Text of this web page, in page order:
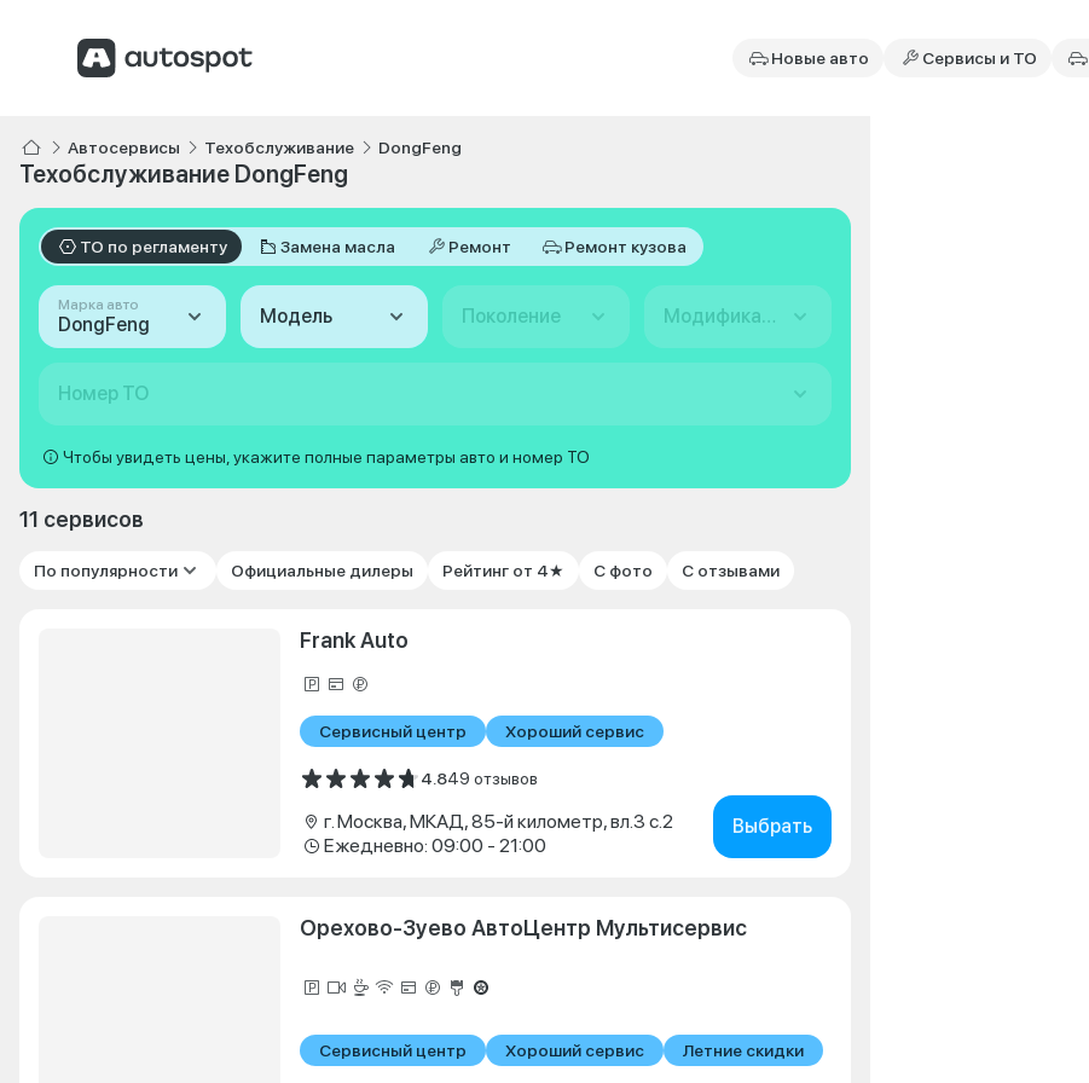
Новые авто Сервисы и ТО
Автосервисы Техобслуживание DongFeng
Техобслуживание DongFeng
ТО по регламенту Замена масла Ремонт Ремонт кузова
Марка авто
DongFeng Модель Поколение Модификация
Номер ТО
Чтобы увидеть цены, укажите полные параметры авто и номер ТО
11 сервисов
По популярности Официальные дилеры Рейтинг от 4★ С фото С отзывами
Frank Auto
Сервисный центр Хороший сервис
4.849 отзывов
г. Москва, МКАД, 85-й километр, вл.3 с.2
Ежедневно: 09:00 - 21:00
Выбрать
Орехово-Зуево АвтоЦентр Мультисервис
Сервисный центр Хороший сервис Летние скидки